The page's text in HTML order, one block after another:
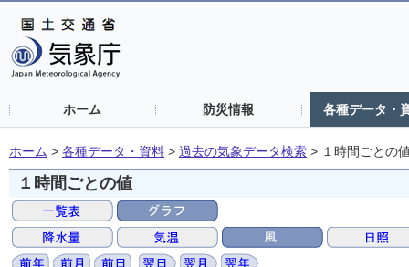
ホーム 防災情報 各種データ・
ホーム > 各種データ・資料 > 過去の気象データ検索 > １時間ごとの
１時間ごとの値